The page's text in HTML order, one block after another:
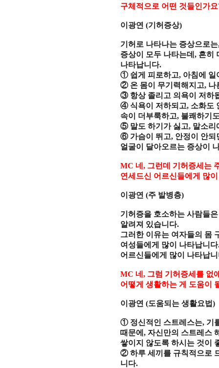
구체적으로 어떤 것들인가요
이광연(기허증상)
기허로 나타나는 증상으로는
증상이 모두 나타는데, 흔히
나타납니다.
① 쉽게 피로하고, 아침에 일
② 온 몸이 무기력해지고, 나
③ 항상 졸리고 의욕이 저하
④ 식욕이 저하되고, 소화도
속이 더부룩하고, 불쾌하기
⑤ 말도 하기가 싫고, 말소리
⑥ 가슴이 뛰고, 안정이 안되
얼굴이 달아오르는 증상이
MC 네, 그런데 기허증세는
연세드신 어르신들에게 많
이광연(주 발병층)
기허증을 호소하는 사람들
알려져 있습니다.
그러한 이유는 여자들의 몸
여성들에게 많이 나타납니다
어르신들에게 많이 나타납
MC 네, 그럼 기허증세를 없
어떻게 생활하는 게 도움이
이광연(도움되는 생활요법)
① 정신적인 스트레스는, 기
때문에,자신만의 스트레스
쌓이지 않도록 하시는 것이
②하루 세끼를 규칙적으로
니다.